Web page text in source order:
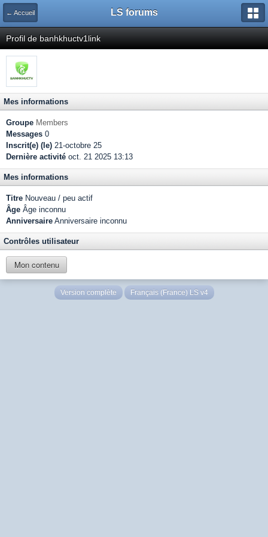
← Accueil LS forums
Profil de banhkhuctv1link
Mes informations
Groupe Members
Messages 0
Inscrit(e) (le) 21-octobre 25
Dernière activité oct. 21 2025 13:13
Mes informations
Titre Nouveau / peu actif
Âge Âge inconnu
Anniversaire Anniversaire inconnu
Contrôles utilisateur
Mon contenu
Version complète Français (France) LS v4